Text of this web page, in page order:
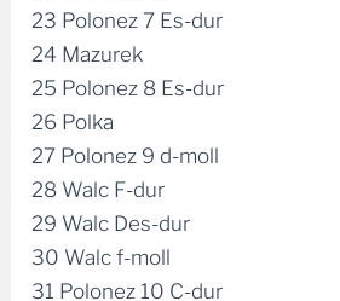
23 Polonez 7 Es-dur
24 Mazurek
25 Polonez 8 Es-dur
26 Polka
27 Polonez 9 d-moll
28 Walc F-dur
29 Walc Des-dur
30 Walc f-moll
31 Polonez 10 C-dur